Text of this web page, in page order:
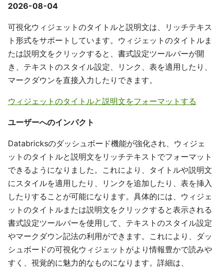
2026-08-04
可視化ウィジェットのタイトルと説明文は、リッチテキス
ト形式をサポートしています。ウィジェットのタイトルま
たは説明文をクリックすると、書式設定ツールバーが開
き、テキストのスタイル設定、リンク、表を適用したり、
マークダウンを直接入力したりできます。
ウィジェットのタイトルと説明文をフォーマットする
ユーザーへのインパクト
Databricksのダッシュボード機能が強化され、ウィジェ
ットのタイトルと説明文をリッチテキストでフォーマット
できるようになりました。これにより、タイトルや説明文
にスタイルを適用したり、リンクを追加したり、表を挿入
したりすることが可能になります。具体的には、ウィジェ
ットのタイトルまたは説明文をクリックすると表示される
書式設定ツールバーを使用して、テキストのスタイル設定
やマークダウン記法の利用ができます。これにより、ダッ
シュボードの可視化ウィジェットがより情報豊かで読みや
すく、視覚的に魅力的なものになります。詳細は、